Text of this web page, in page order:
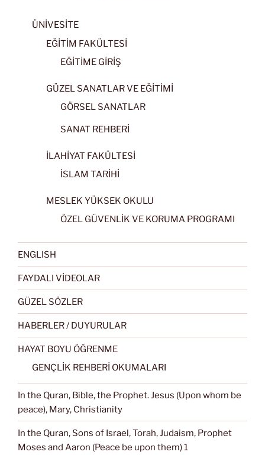
ÜNİVESİTE
EĞİTİM FAKÜLTESİ
EĞİTİME GİRİŞ
GÜZEL SANATLAR VE EĞİTİMİ
GÖRSEL SANATLAR
SANAT REHBERİ
İLAHİYAT FAKÜLTESİ
İSLAM TARİHİ
MESLEK YÜKSEK OKULU
ÖZEL GÜVENLİK VE KORUMA PROGRAMI
ENGLISH
FAYDALI VİDEOLAR
GÜZEL SÖZLER
HABERLER / DUYURULAR
HAYAT BOYU ÖĞRENME
GENÇLİK REHBERİ OKUMALARI
In the Quran, Bible, the Prophet. Jesus (Upon whom be
peace), Mary, Christianity
In the Quran, Sons of Israel, Torah, Judaism, Prophet
Moses and Aaron (Peace be upon them) 1